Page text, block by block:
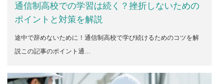
通信制高校での学習は続く？挫折しないための
ポイントと対策を解説
途中で辞めないために！通信制高校で学び続けるためのコツを解
説この記事のポイント通…